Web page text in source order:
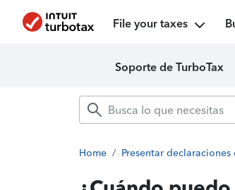
File your taxes
Soporte de TurboTax
Home / Presentar